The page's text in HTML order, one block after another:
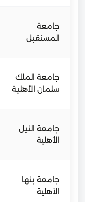
جامعة
المستقبل
جامعة الملك
سلمان الأهلية
جامعة النيل
الأهلية
جامعة بنها
الأهلية